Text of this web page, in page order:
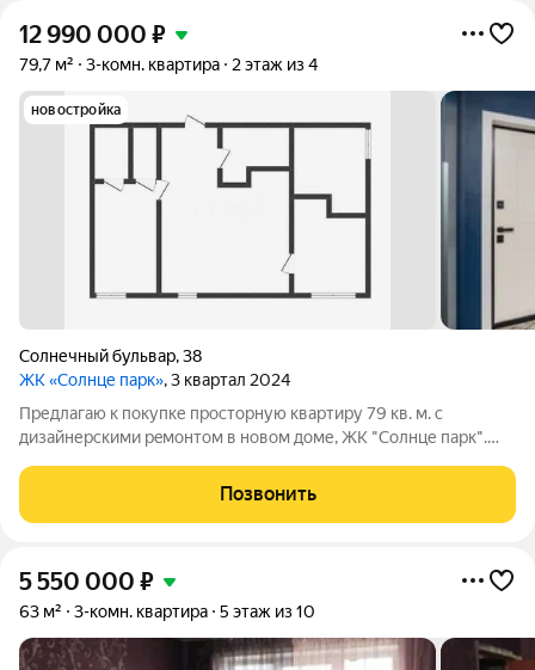
12 990 000 ₽
79,7 м² 3-комн. квартира 2 этаж из 4
новостройка
Солнечный бульвар,38
ЖК «Солнце парк», 3 квартал 2024
Предлагаю к покупке пpоcтopную квартиру 79 кв. м. с
дизaйнеpскими рeмонтoм в новом доме, ЖК "Солнце парк".
прогулочные зоны, беседки и мангальные зоны, рядом
набережная реки "Тобол" с живописным
Позвонить
5 550 000 ₽
63 м² 3-комн. квартира 5 этаж из 10